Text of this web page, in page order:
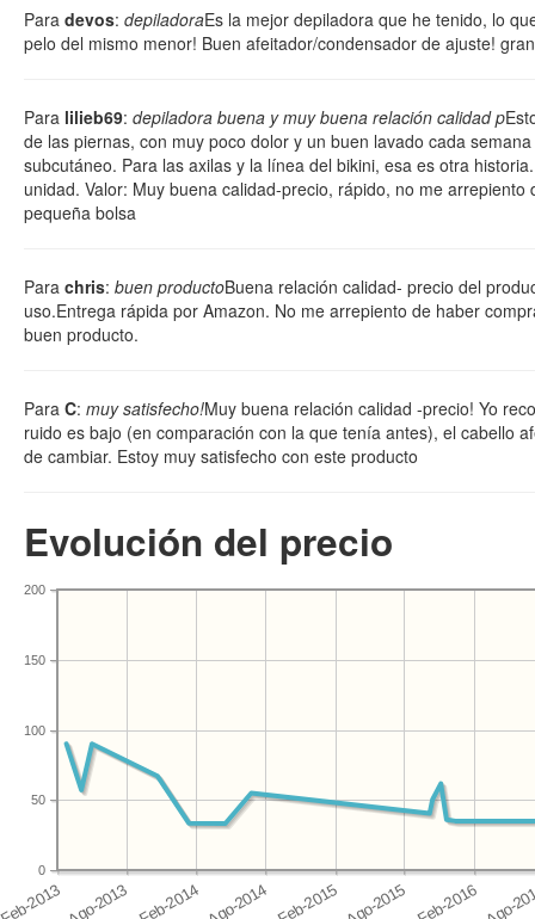
Para devos: depiladoraEs la mejor depiladora que he tenido, lo
pelo del mismo menor! Buen afeitador/condensador de ajuste!
Para lilieb69: depiladora buena y muy buena relación calidad p
de las piernas, con muy poco dolor y un buen lavado cada
subcutáneo. Para las axilas y la línea del bikini, esa es otra
unidad. Valor: Muy buena calidad-precio, rápido, no me
pequeña bolsa
Para chris: buen productoBuena relación calidad- precio del
uso.Entrega rápida por Amazon. No me arrepiento de haber
buen producto.
Para C: muy satisfecho!Muy buena relación calidad -precio! Yo
ruido es bajo (en comparación con la que tenía antes), el cabello
de cambiar. Estoy muy satisfecho con este producto
Evolución del precio
0
50
100
150
200